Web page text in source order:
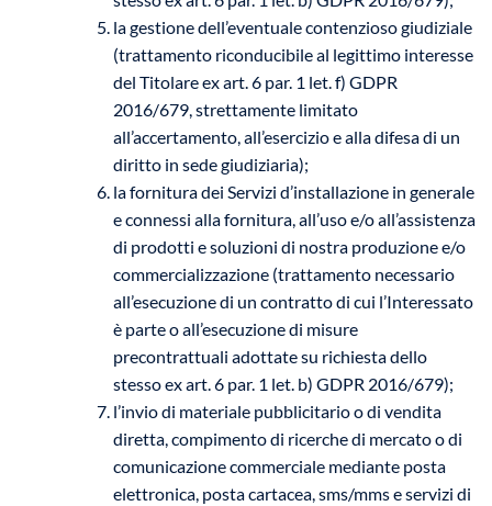
la gestione dell’eventuale contenzioso giudiziale
(trattamento riconducibile al legittimo interesse
del Titolare ex art. 6 par. 1 let. f) GDPR
2016/679, strettamente limitato
all’accertamento, all’esercizio e alla difesa di un
diritto in sede giudiziaria);
la fornitura dei Servizi d’installazione in generale
e connessi alla fornitura, all’uso e/o all’assistenza
di prodotti e soluzioni di nostra produzione e/o
commercializzazione (trattamento necessario
all’esecuzione di un contratto di cui l’Interessato
è parte o all’esecuzione di misure
precontrattuali adottate su richiesta dello
stesso ex art. 6 par. 1 let. b) GDPR 2016/679);
l’invio di materiale pubblicitario o di vendita
diretta, compimento di ricerche di mercato o di
comunicazione commerciale mediante posta
elettronica, posta cartacea, sms/mms e servizi di